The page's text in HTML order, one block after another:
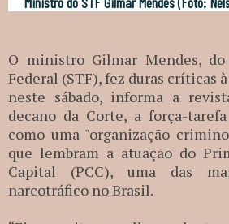
O ministro Gilmar Mendes, do
Federal (STF), fez duras críticas
neste sábado, informa a
decano da Corte, a força-
como uma "organização
que lembram a atuação do
Capital (PCC), uma das
narcotráfico no Brasil.